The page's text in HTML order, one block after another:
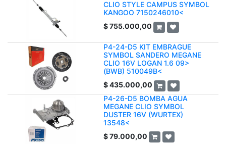
CLIO STYLE CAMPUS SYMBOL
KANGOO 7150246010<
$755.000,00
P4-24-D5 KIT EMBRAGUE
SYMBOL SANDERO MEGANE
CLIO 16V LOGAN 1.6 09>
(BWB) 510049B<
$435.000,00
P4-26-D5 BOMBA AGUA
MEGANE CLIO SYMBOL
DUSTER 16V (WURTEX)
13548<
$79.000,00